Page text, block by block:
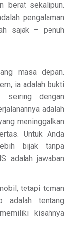
berat sekalipun.
pengalaman
sajak – penuh
masa depan.
ia adalah bukti
seiring dengan
adalah
meninggalkan
Untuk Anda
bijak tanpa
adalah jawaban
tetapi teman
adalah tentang
kisahnya